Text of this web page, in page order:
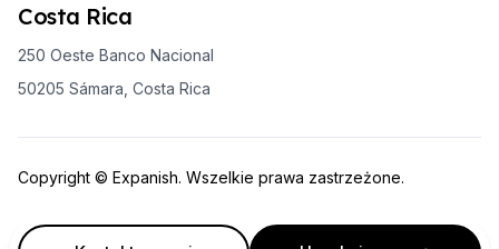
Costa Rica
250 Oeste Banco Nacional
50205 Sámara, Costa Rica
Copyright © Expanish. Wszelkie prawa zastrzeżone.